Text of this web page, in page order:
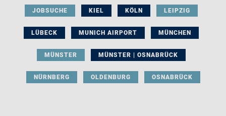
JOBSUCHE KIEL KÖLN LEIPZIG
LÜBECK MUNICH AIRPORT MÜNCHEN
MÜNSTER MÜNSTER | OSNABRÜCK
NÜRNBERG OLDENBURG OSNABRÜCK